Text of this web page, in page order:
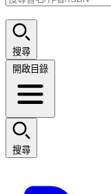
搜尋
開啟目錄
搜尋